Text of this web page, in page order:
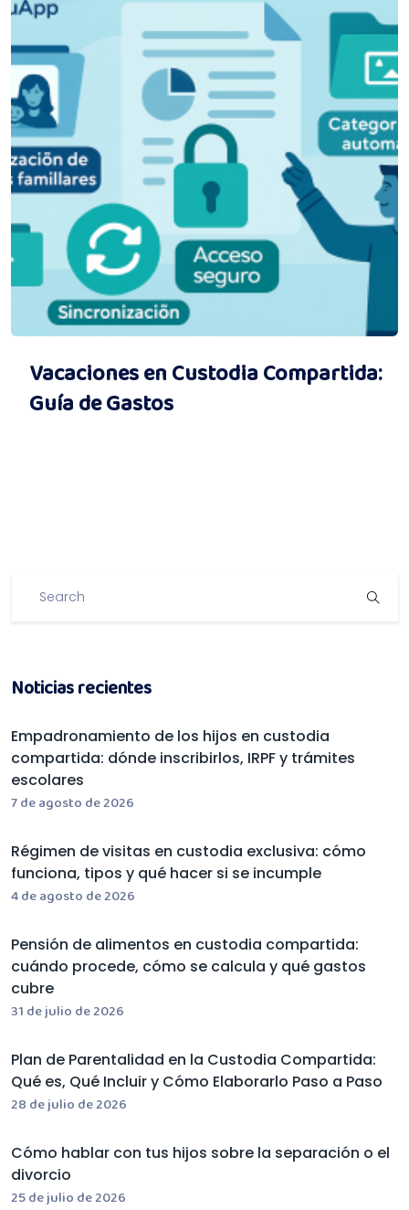
Vacaciones en Custodia Compartida:
Guía de Gastos
Noticias recientes
Empadronamiento de los hijos en custodia
compartida: dónde inscribirlos, IRPF y trámites
escolares
7 de agosto de 2026
Régimen de visitas en custodia exclusiva: cómo
funciona, tipos y qué hacer si se incumple
4 de agosto de 2026
Pensión de alimentos en custodia compartida:
cuándo procede, cómo se calcula y qué gastos
cubre
31 de julio de 2026
Plan de Parentalidad en la Custodia Compartida:
Qué es, Qué Incluir y Cómo Elaborarlo Paso a Paso
28 de julio de 2026
Cómo hablar con tus hijos sobre la separación o el
divorcio
25 de julio de 2026